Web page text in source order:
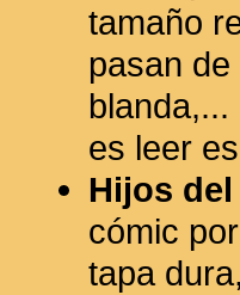
tamaño
pasan
es leer
Hijos
cómic
tapa